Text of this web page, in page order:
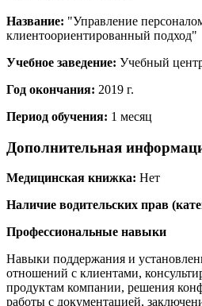
Название: "Управление
клиентоориентированный подход"
Учебное заведение: Учебный
Год окончания: 2019 г.
Период обучения: 1 месяц
Дополнительная
Медицинская книжка: Нет
Наличие водительских прав
Профессиональные навыки
Навыки поддержания и
отношений с клиентами,
продуктам компании, решения
работы с документацией,